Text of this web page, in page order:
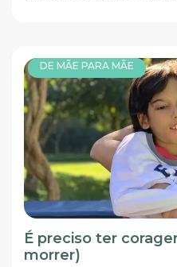
DE MÃE PARA MÃE
É preciso ter
morrer)